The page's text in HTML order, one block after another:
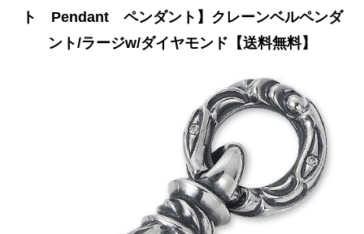
ト Pendant ペンダント】クレーンベルペンダ
ント/ラージw/ダイヤモンド【送料無料】